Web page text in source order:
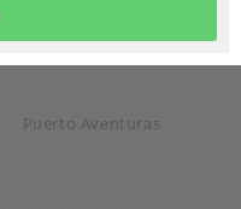
Puerto Aventuras